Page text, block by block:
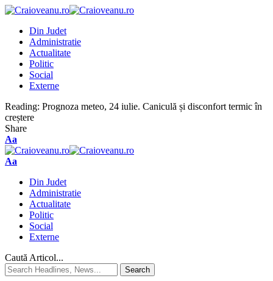
Din Judet
Administratie
Actualitate
Politic
Social
Externe
Reading: Prognoza meteo, 24 iulie. Caniculă și disconfort termic în
creștere
Share
Aa
Aa
Din Judet
Administratie
Actualitate
Politic
Social
Externe
Caută Articol...